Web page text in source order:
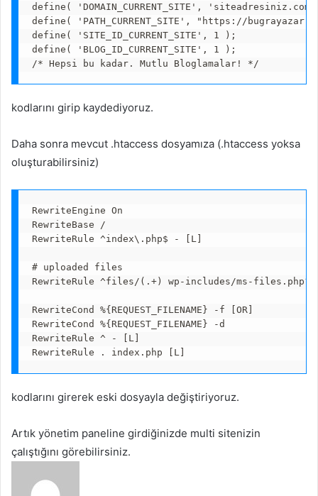
define( 'DOMAIN_CURRENT_SITE',
define( 'PATH_CURRENT_SITE', "https://
define( 'SITE_ID_CURRENT_SITE', 1 );
define( 'BLOG_ID_CURRENT_SITE', 1 );
/* Hepsi bu kadar. Mutlu Bloglamalar! */
kodlarını girip kaydediyoruz.
Daha sonra mevcut .htaccess dosyamıza (.htaccess yoksa
oluşturabilirsiniz)
RewriteEngine On
RewriteBase /
RewriteRule ^index\.php$ - [L]
# uploaded files
RewriteRule ^files/(.+) wp-includes/ms-
RewriteCond %{REQUEST_FILENAME} -f [OR]
RewriteCond %{REQUEST_FILENAME} -d
RewriteRule ^ - [L]
RewriteRule . index.php [L]
kodlarını girerek eski dosyayla değiştiriyoruz.
Artık yönetim paneline girdiğinizde multi sitenizin
çalıştığını görebilirsiniz.